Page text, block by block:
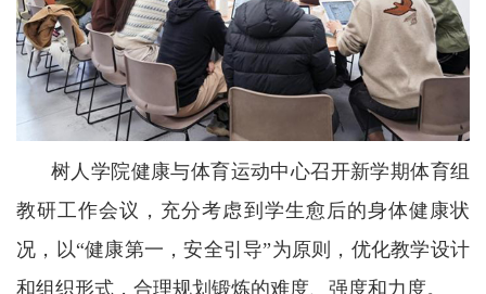
树人学院健康与体育运动中心召开新学期体育组
教研工作会议，充分考虑到学生愈后的身体健康状
况，以“健康第一，安全引导”为原则，优化教学设计
和组织形式，合理规划锻炼的难度、强度和力度。